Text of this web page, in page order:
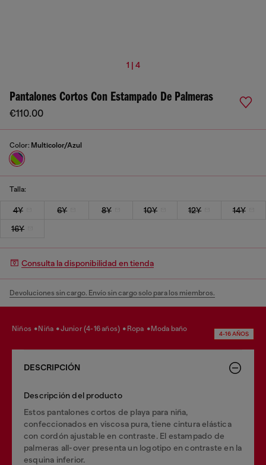
1 | 4
Pantalones Cortos Con Estampado De Palmeras
€110.00
Color: Multicolor/Azul
Talla:
4Y 6Y 8Y 10Y 12Y
14Y
16Y
Consulta la disponibilidad en tienda
Devoluciones sin cargo. Envío sin cargo solo para los miembros.
niños niña junior (4-16 años) ropa moda baño
4-16 AÑOS
DESCRIPCIÓN
Descripción del producto
Estos pantalones cortos de playa para niña,
confeccionados en viscosa pura, tiene cintura elástica
con cordón ajustable en contraste. El estampado de
palmeras all-over presenta un logotipo en contraste en la
esquina inferior.